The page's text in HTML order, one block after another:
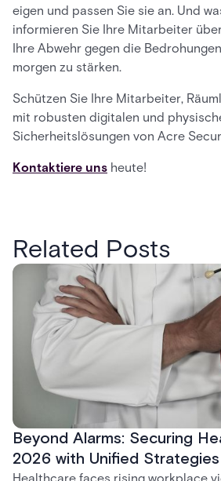
eigen und passen Sie sie an. Und
informieren Sie Ihre Mitarbeiter
Ihre Abwehr gegen die
morgen zu stärken.
Schützen Sie Ihre Mitarbeiter,
mit robusten digitalen und
Sicherheitslösungen von Acre
Kontaktiere uns heute!
Related Posts
Beyond Alarms: Securing
2026 with Unified Strategies